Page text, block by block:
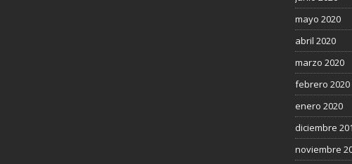
mayo 2020
abril 2020
marzo 2020
febrero 2020
enero 2020
diciembre
noviembre